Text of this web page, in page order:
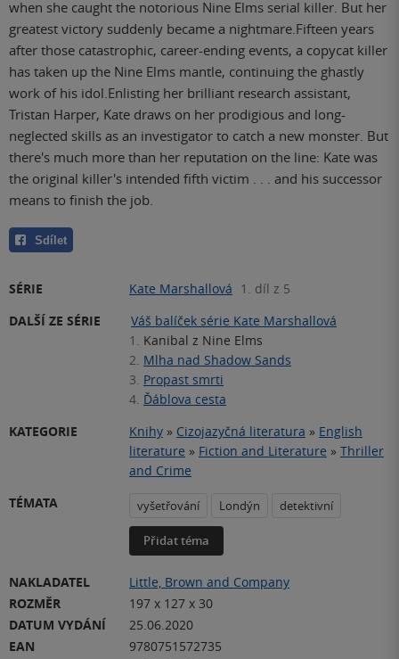
when she caught the notorious Nine Elms serial killer. But her
greatest victory suddenly became a nightmare.Fifteen years
after those catastrophic, career-ending events, a copycat killer
has taken up the Nine Elms mantle, continuing the ghastly
work of his idol.Enlisting her brilliant research assistant,
Tristan Harper, Kate draws on her prodigious and long-
neglected skills as an investigator to catch a new monster. But
there's much more than her reputation on the line: Kate was
the original killer's intended fifth victim . . . and his successor
means to finish the job.
Sdílet
SÉRIE Kate Marshallová 1. díl z 5
DALŠÍ ZE SÉRIE
Váš balíček série Kate Marshallová
1.
Kanibal z Nine Elms
2. Mlha nad Shadow Sands
3. Propast smrti
4. Ďáblova cesta
KATEGORIE
Knihy » Cizojazyčná literatura » English
literature » Fiction and Literature » Thriller
and Crime
TÉMATA
vyšetřování Londýn detektivní
Přidat téma
NAKLADATEL
Little, Brown and Company
ROZMĚR
197 x 127 x 30
DATUM VYDÁNÍ
25.06.2020
EAN
9780751572735